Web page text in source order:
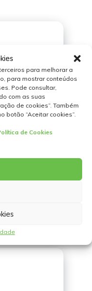
para melhorar a
para mostrar conteúdos
Pode consultar,
com as suas
de cookies”. Também
botão “Aceitar cookies”.
de Cookies
768
nacional)